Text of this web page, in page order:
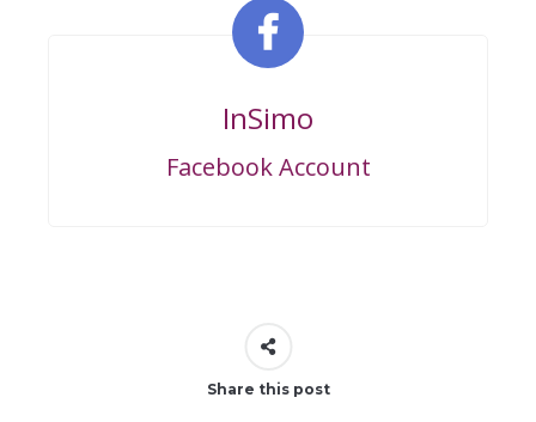
InSimo
Facebook Account
Share this post